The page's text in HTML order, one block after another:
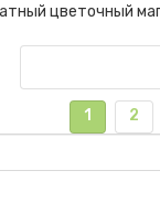
цветочный
1 2